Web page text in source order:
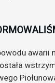
awarii